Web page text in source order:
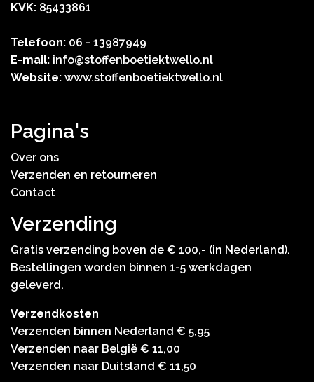
KVK: 85433861
Telefoon: 06 - 13987949
E-mail: info@stoffenboetiektwello.nl
Website: www.stoffenboetiektwello.nl
Pagina's
Over ons
Verzenden en retourneren
Contact
Verzending
Gratis verzending boven de € 100,- (in Nederland).
Bestellingen worden binnen 1-5 werkdagen
geleverd.
Verzendkosten
Verzenden binnen Nederland € 5,95
Verzenden naar België € 11,00
Verzenden naar Duitsland € 11,50